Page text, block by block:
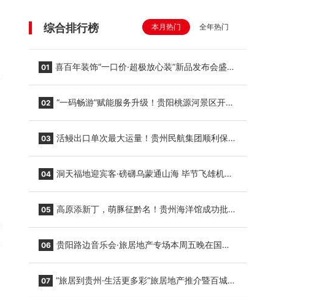
综合排行榜 本月热门 全年热门
01 喜百年装饰“一口价·超极放心装”新品发布会盛大
02 “一码畅游”赋能服务升级！贵阳桃源河景区开
03 活鳗出口单次最大运量！贵州民航集团顺利保障
04 洞天福地迎宾客·磅礴乌蒙通山海 毕节飞雄机场
05 高原添新丁，萌豚征黔名！贵州海洋馆成功批量
06 贵阳路边音乐会·旅居地产专场本周五晚在国际
07 “旅居到贵州·生活更多彩”旅居地产推介暨百城千